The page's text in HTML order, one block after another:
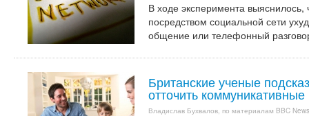
В ходе эксперимента выяснилось,
посредством социальной сети
общение или телефонный
Британские ученые
отточить
Владислав Бухвалов, по материалам BBC News